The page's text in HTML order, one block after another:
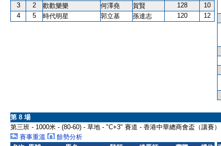
3
2 歡歡樂樂 何澤堯 賀賢 128
10
4
5 時代明星 郭立基 孫達志 120 12
第 8 場
第三班 - 1000米 - (80-60) - 草地 - "C+3" 賽道 - 香港中華總商會盃（讓賽）
賽事重溫
餘勢分析